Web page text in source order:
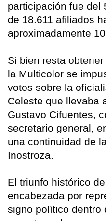
participación fue del
de 18.611 afiliados
aproximadamente
Si bien resta
la Multicolor se
votos sobre la
Celeste que llevaba
Gustavo Cifuentes,
secretario general,
una continuidad de
Inostroza.
El triunfo histórico
encabezada por
signo político dentro